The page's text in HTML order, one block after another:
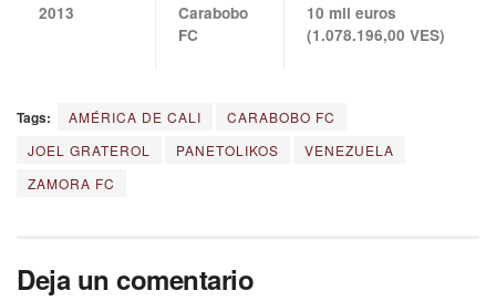
2013
Carabobo
FC
10 mil euros
(1.078.196,00 VES)
Tags: AMÉRICA DE CALI
CARABOBO FC
JOEL GRATEROL
PANETOLIKOS
VENEZUELA
ZAMORA FC
Deja un comentario